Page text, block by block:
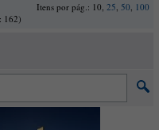
Itens por pág.: 10, 25, 50, 100
162)